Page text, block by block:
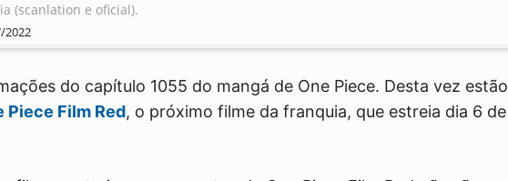
(scanlation e oficial).
2022
do capítulo 1055 do mangá de One Piece. Desta vez estão
Piece Film Red, o próximo filme da franquia, que estreia dia 6 de